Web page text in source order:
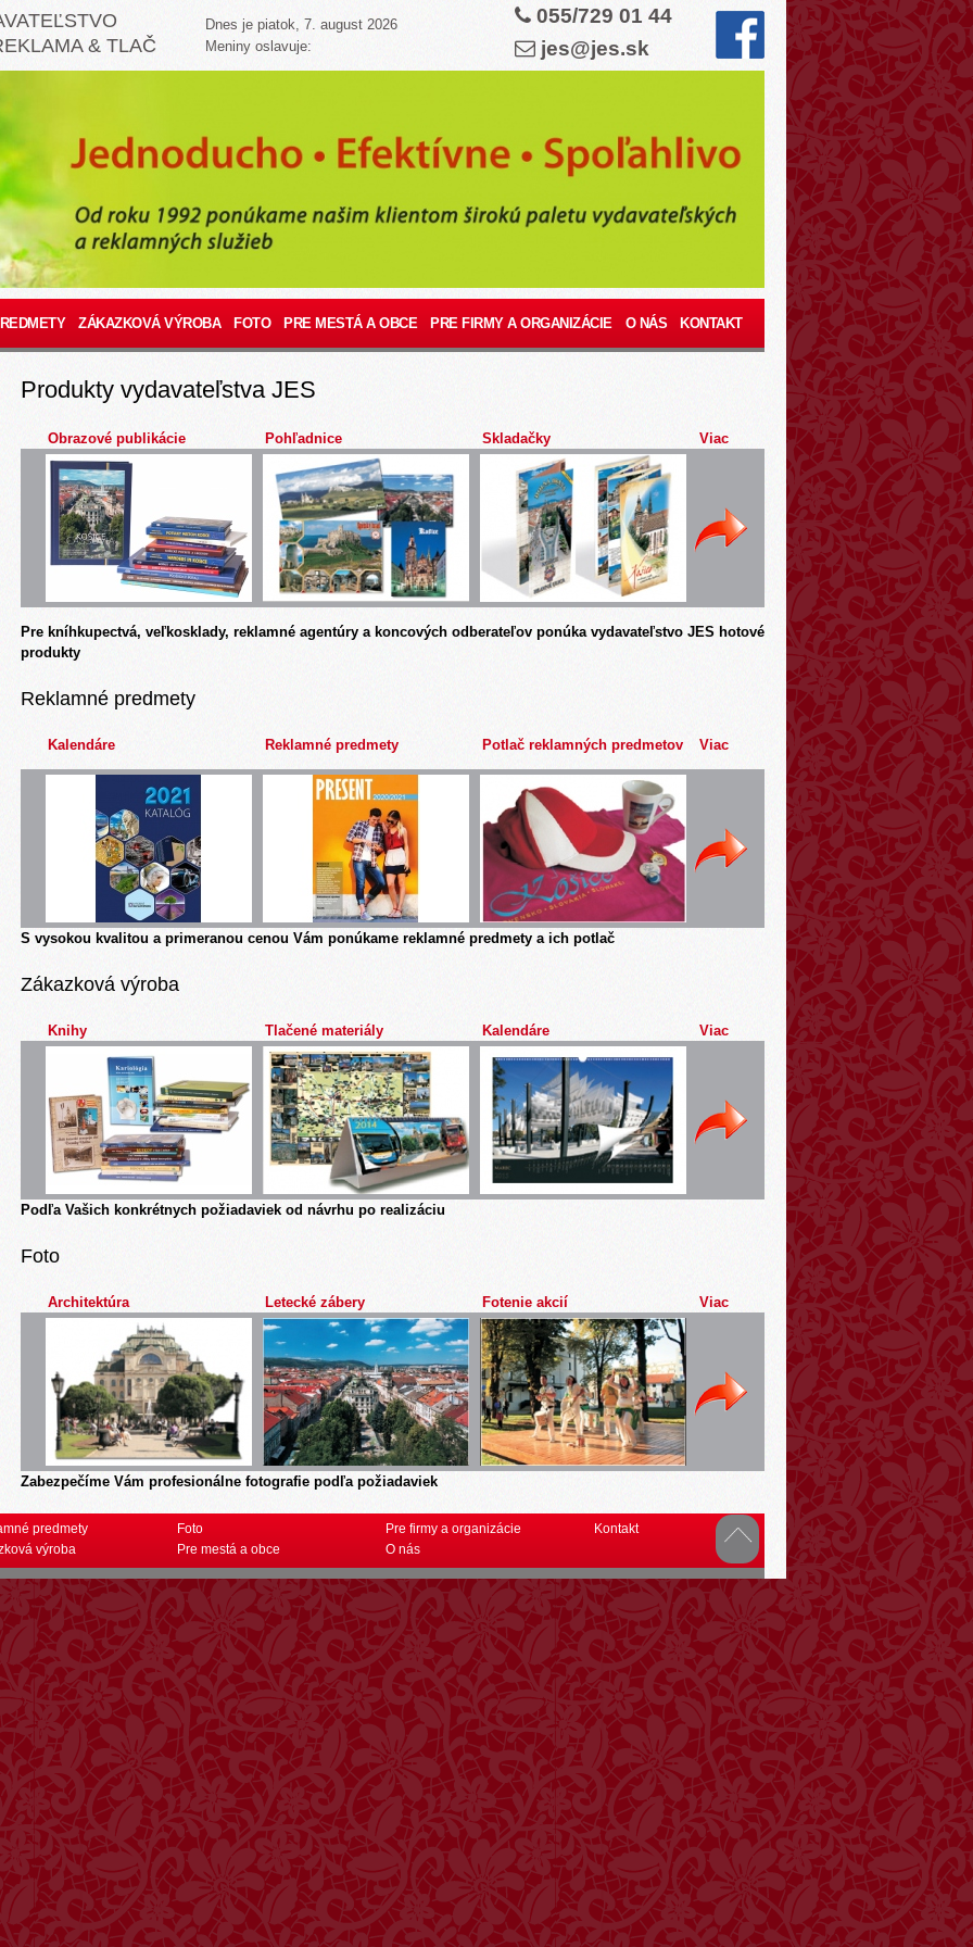
& TLAČ
Dnes je piatok, 7. august 2026
Meniny oslavuje:
055/729 01 44
jes@jes.sk
ZÁKAZKOVÁ VÝROBA FOTO PRE MESTÁ A OBCE PRE FIRMY A ORGANIZÁCIE O NÁS KONTAKT
Produkty vydavateľstva JES
Obrazové publikácie Pohľadnice Skladačky Viac
Pre kníhkupectvá, veľkosklady, reklamné agentúry a koncových odberateľov ponúka vydavateľstvo JES hotové
produkty
Reklamné predmety
Kalendáre Reklamné predmety Potlač reklamných predmetov Viac
S vysokou kvalitou a primeranou cenou Vám ponúkame reklamné predmety a ich potlač
Zákazková výroba
Knihy Tlačené materiály Kalendáre Viac
Podľa Vašich konkrétnych požiadaviek od návrhu po realizáciu
Foto
Architektúra Letecké zábery Fotenie akcií Viac
Zabezpečíme Vám profesionálne fotografie podľa požiadaviek
predmety
výroba
Foto
Pre mestá a obce
Pre firmy a organizácie
O nás
Kontakt